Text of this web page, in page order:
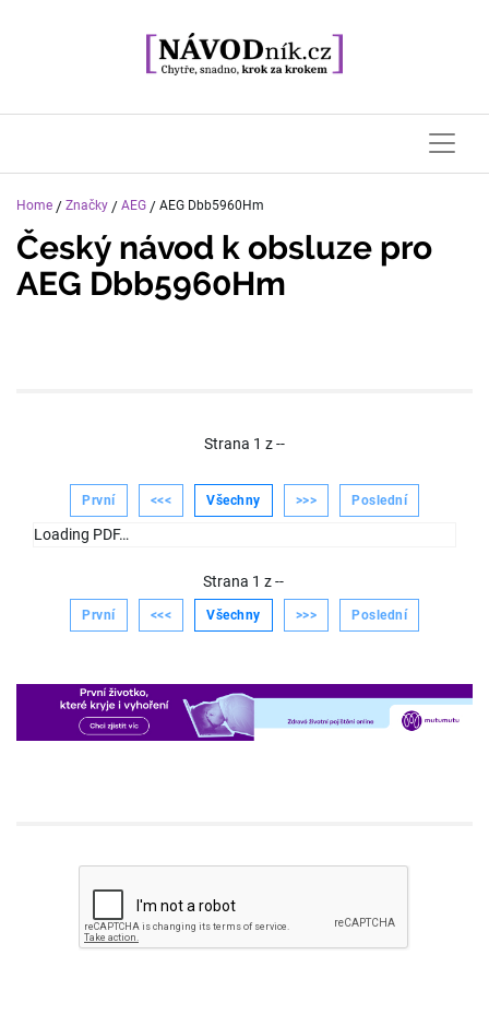
Home / Značky / AEG / AEG Dbb5960Hm
Český návod k obsluze pro
AEG Dbb5960Hm
Strana 1 z--
První <<< Všechny >>> Poslední
Loading PDF…
Strana 1 z--
První <<< Všechny >>> Poslední